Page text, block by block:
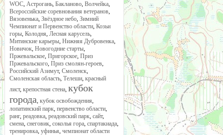
WOC, Астрогань, Бакланово, Волчейка,
Всероссийские соревнования ветеранов,
Вязовенька, Звёздное небо, Зимний
Чемпионат и Первенство области, Козьи
горы, Колодня, Лесная карусель,
Митинские карьеры, Нижняя Дубровенка,
Новичок, Новогодние старты,
Пржевальское, Пригорское, Приз
Пржевальского, Приз смолян-героев,
Российский Азимут, Смоленск,
Смоленская область, Телеши, красный
лист, крепостная стена, кубок
города, кубок освобождения,
лопатинский парк, первенство области,
ранг, реадовка, реадовский парк, сайт,
смена, снеговик, соколья гора, спартакиада,
тренировка, уфинья, чемпионат области